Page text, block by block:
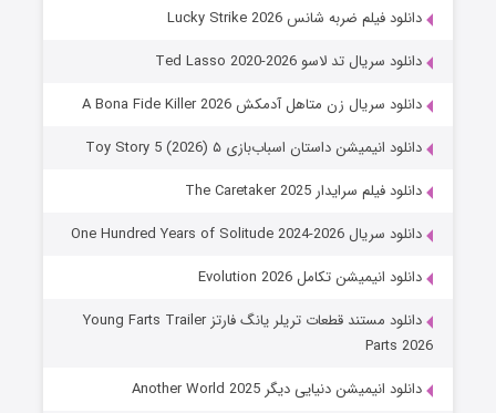
دانلود فیلم ضربه شانس Lucky Strike 2026
دانلود سریال تد لاسو Ted Lasso 2020-2026
دانلود سریال زن متاهل آدمکش A Bona Fide Killer 2026
دانلود انیمیشن داستان اسباب‌بازی ۵ Toy Story 5 (2026)
دانلود فیلم سرایدار The Caretaker 2025
دانلود سریال One Hundred Years of Solitude 2024-2026
دانلود انیمیشن تکامل Evolution 2026
دانلود مستند قطعات تریلر یانگ فارتز Young Farts Trailer
Parts 2026
دانلود انیمیشن دنیایی دیگر Another World 2025